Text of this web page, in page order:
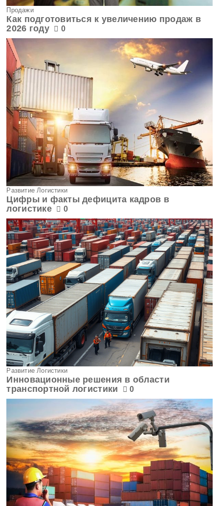
Продажи
Как подготовиться к увеличению продаж в
2026 году
0
Развитие Логистики
Цифры и факты дефицита кадров в
логистике
0
Развитие Логистики
Инновационные решения в области
транспортной логистики
0